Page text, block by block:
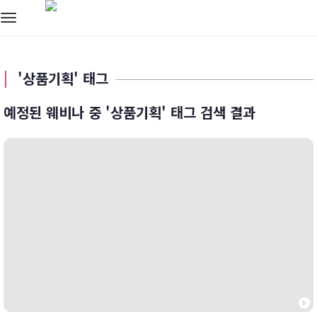
Toggle
'상품기획' 태그
예정된 웨비나 중 '상품기획' 태그 검색 결과